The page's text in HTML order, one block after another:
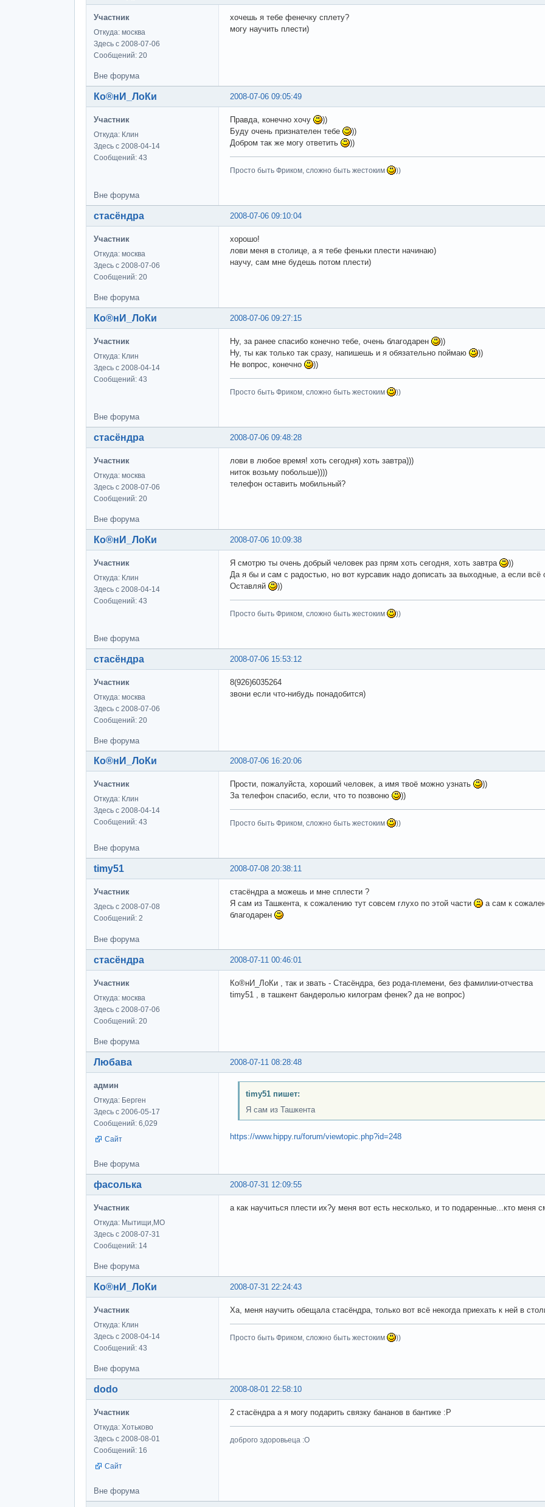
Участник
Откуда: москва
Здесь с 2008-07-06
Сообщений: 20
хочешь я тебе фенечку сплету?
могу научить плести)
Вне форума
2008-07-06 09:05:49
Ко®нИ_ЛоКи
Участник
Откуда: Клин
Здесь с 2008-04-14
Сообщений: 43
Правда, конечно хочу
))
Буду очень признателен тебе
))
Добром так же могу ответить
))
Просто быть Фриком, сложно быть жестоким ))
Вне форума
2008-07-06 09:10:04
стасёндра
Участник
Откуда: москва
Здесь с 2008-07-06
Сообщений: 20
хорошо!
лови меня в столице, а я тебе феньки плести начинаю)
научу, сам мне будешь потом плести)
Вне форума
2008-07-06 09:27:15
Ко®нИ_ЛоКи
Участник
Откуда: Клин
Здесь с 2008-04-14
Сообщений: 43
Ну, за ранее спасибо конечно тебе, очень благодарен
))
Ну, ты как только так сразу, напишешь и я обязательно поймаю
))
Не вопрос, конечно
))
Просто быть Фриком, сложно быть жестоким ))
Вне форума
2008-07-06 09:48:28
стасёндра
Участник
Откуда: москва
Здесь с 2008-07-06
Сообщений: 20
лови в любое время! хоть сегодня) хоть завтра)))
ниток возьму побольше))))
телефон оставить мобильный?
Вне форума
2008-07-06 10:09:38
Ко®нИ_ЛоКи
Участник
Откуда: Клин
Здесь с 2008-04-14
Сообщений: 43
Я смотрю ты очень добрый человек раз прям хоть сегодня, хоть завтра
))
Да я бы и сам с радостью, но вот курсавик надо дописать за выходные, а если
Оставляй
))
Просто быть Фриком, сложно быть жестоким ))
Вне форума
2008-07-06 15:53:12
стасёндра
Участник
Откуда: москва
Здесь с 2008-07-06
Сообщений: 20
8(926)6035264
звони если что-нибудь понадобится)
Вне форума
2008-07-06 16:20:06
Ко®нИ_ЛоКи
Участник
Откуда: Клин
Здесь с 2008-04-14
Сообщений: 43
Прости, пожалуйста, хороший человек, а имя твоё можно узнать
))
За телефон спасибо, если, что то позвоню
))
Просто быть Фриком, сложно быть жестоким ))
Вне форума
2008-07-08 20:38:11
timy51
Участник
Здесь с 2008-07-08
Сообщений: 2
стасёндра а можешь и мне сплести ?
Я сам из Ташкента, к сожалению тут совсем глухо по этой части
а сам к
благодарен
Вне форума
2008-07-11 00:46:01
стасёндра
Участник
Откуда: москва
Здесь с 2008-07-06
Сообщений: 20
Ко®нИ_ЛоКи , так и звать - Стасёндра, без рода-племени, без фамилии-отчества
timy51 , в ташкент бандеролью килограм фенек? да не вопрос)
Вне форума
2008-07-11 08:28:48
Любава
админ
Откуда: Берген
Здесь с 2006-05-17
Сообщений: 6,029
Сайт
timy51 пишет:
Я сам из Ташкента
https://www.hippy.ru/forum/viewtopic.php?id=248
Вне форума
2008-07-31 12:09:55
фасолька
Участник
Откуда: Мытищи,МО
Здесь с 2008-07-31
Сообщений: 14
а как научиться плести их?у меня вот есть несколько, и то подаренные...кто меня
Вне форума
2008-07-31 22:24:43
Ко®нИ_ЛоКи
Участник
Откуда: Клин
Здесь с 2008-04-14
Сообщений: 43
Ха, меня научить обещала стасёндра, только вот всё некогда приехать к ней в
Просто быть Фриком, сложно быть жестоким ))
Вне форума
2008-08-01 22:58:10
dodo
Участник
Откуда: Хотьково
Здесь с 2008-08-01
Сообщений: 16
Сайт
2 стасёндра а я могу подарить связку бананов в бантике :Р
доброго здоровьеца :О
Вне форума